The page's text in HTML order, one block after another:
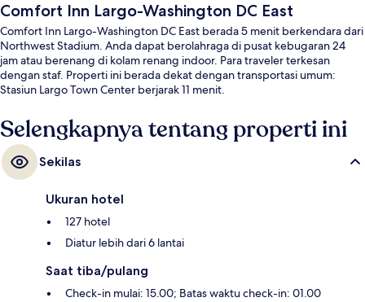
Comfort Inn Largo-Washington DC East
Comfort Inn Largo-Washington DC East berada 5 menit berkendara dari
Northwest Stadium. Anda dapat berolahraga di pusat kebugaran 24
jam atau berenang di kolam renang indoor. Para traveler terkesan
dengan staf. Properti ini berada dekat dengan transportasi umum:
Stasiun Largo Town Center berjarak 11 menit.
Selengkapnya tentang properti ini
Sekilas
Ukuran hotel
127 hotel
Diatur lebih dari 6 lantai
Saat tiba/pulang
Check-in mulai: 15.00; Batas waktu check-in: 01.00